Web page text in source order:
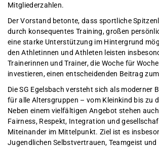
Mitgliederzahlen.
Der Vorstand betonte, dass sportliche
durch konsequentes Training, großen
eine starke Unterstützung im Hintergrund
den Athletinnen und Athleten leisten
Trainerinnen und Trainer, die Woche für
investieren, einen entscheidenden Beitrag
Die SG Egelsbach versteht sich als moderner
für alle Altersgruppen – vom Kleinkind bis zu
Neben einem vielfältigen Angebot stehen
Fairness, Respekt, Integration und
Miteinander im Mittelpunkt. Ziel ist es
Jugendlichen Selbstvertrauen, Teamgeist und